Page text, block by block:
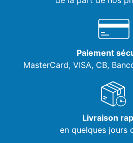
Paiement
MasterCard, VISA, CB,
Livraison
en quelques jours